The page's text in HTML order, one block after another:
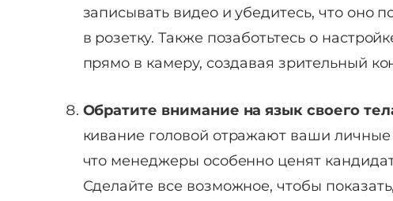
записывать видео и убедитесь, что оно
в розетку. Также позаботьтесь о
прямо в камеру, создавая зрительный
Обратите внимание на язык своего
кивание головой отражают ваши личные
что менеджеры особенно ценят
Сделайте все возможное, чтобы